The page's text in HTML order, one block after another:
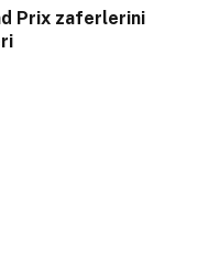
Prix zaferlerini